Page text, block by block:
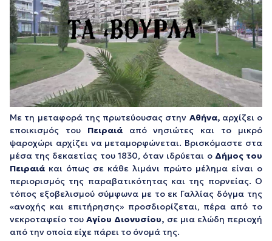
Με τη μεταφορά της πρωτεύουσας στην Αθήνα,αρχίζει ο
εποικισμός του Πειραιά από νησιώτες και το μικρό
ψαροχώρι αρχίζει να μεταμορφώνεται. Βρισκόμαστε στα
μέσα της δεκαετίας του 1830, όταν ιδρύεται ο Δήμος του
Πειραιά και όπως σε κάθε λιμάνι πρώτο μέλημα είναι ο
περιορισμός της παραβατικότητας και της πορνείας. Ο
τόπος εξοβελισμού σύμφωνα με το εκ Γαλλίας δόγμα της
«ανοχής και επιτήρησης» προσδιορίζεται, πέρα από το
νεκροταφείο τουΑγίου Διονυσίου, σε μια ελώδη περιοχή
από την οποία είχε πάρει το όνομά της.